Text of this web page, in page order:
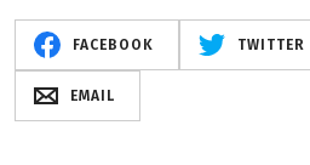
FACEBOOK TWITTER
EMAIL